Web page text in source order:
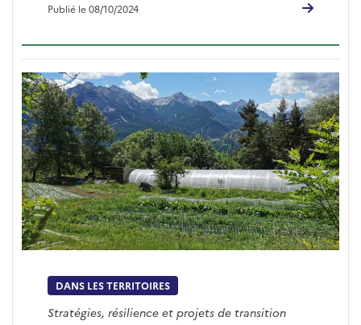
Publié le 08/10/2024
DANS LES TERRITOIRES
Stratégies, résilience et projets de transition